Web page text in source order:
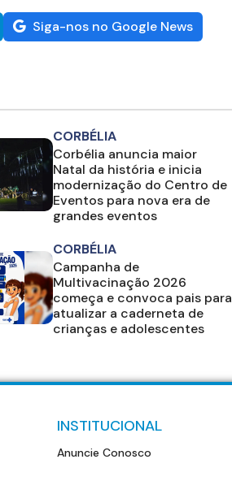
Siga-nos no Google News
CORBÉLIA
Corbélia anuncia maior
Natal da história e inicia
modernização do Centro de
Eventos para nova era de
grandes eventos
CORBÉLIA
Campanha de
Multivacinação 2026
começa e convoca pais para
atualizar a caderneta de
crianças e adolescentes
INSTITUCIONAL
Anuncie Conosco